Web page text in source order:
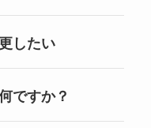
したい
ですか？